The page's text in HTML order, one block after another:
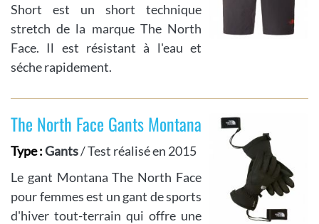
Short est un short technique
stretch de la marque The North
Face. Il est résistant à l'eau et
séche rapidement.
The North Face Gants Montana
Type :Gants/ Test réalisé en 2015
Le gant Montana The North Face
pour femmes est un gant de sports
d'hiver tout-terrain qui offre une